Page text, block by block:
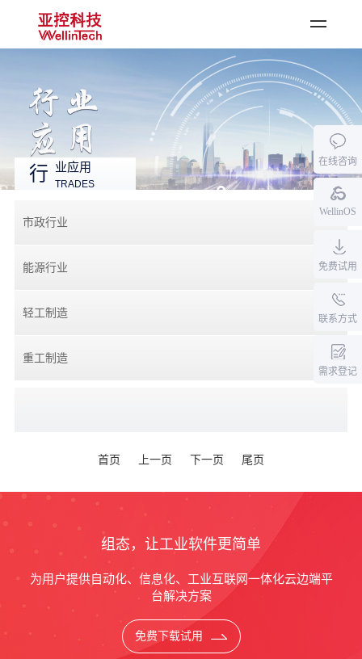
首页
公司产品
行业应用
新闻中心
加入我们
行 业应用
TRADES
市政行业
能源行业
轻工制造
重工制造
首页 上一页 下一页 尾页
组态，让工业软件更简单
为用户提供自动化、信息化、工业互联网一体化云边端平
台解决方案
免费下载试用
在线咨询
WellinOS
免费试用
联系方式
需求登记